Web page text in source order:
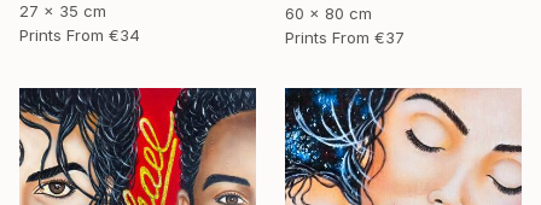
27 x 35 cm
Prints From €34
60 x 80 cm
Prints From €37